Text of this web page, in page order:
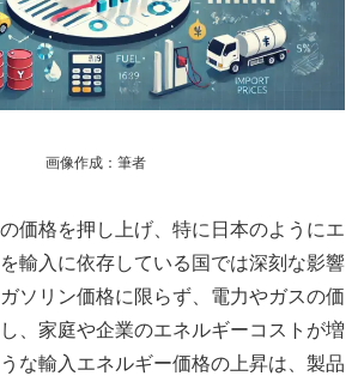
画像作成：筆者
価格を押し上げ、特に日本のようにエ
輸入に依存している国では深刻な影響
ソリン価格に限らず、電力やガスの価
、家庭や企業のエネルギーコストが増
な輸入エネルギー価格の上昇は、製品